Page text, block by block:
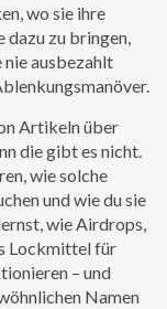
wo sie ihre
dazu zu bringen,
nie ausbezahlt
Artikeln über
die gibt es nicht.
wie solche
und wie du sie
wieAirdrops,
Lockmittel für
– und
Namen